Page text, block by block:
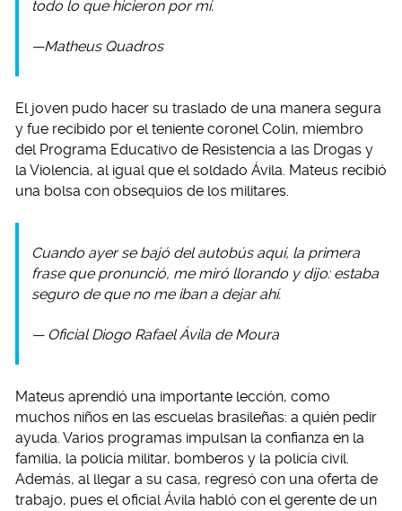
todo lo que hicieron por mí.
—Matheus Quadros
El joven pudo hacer su traslado de una manera segura
y fue recibido por el teniente coronel Colin, miembro
del Programa Educativo de Resistencia a las Drogas y
la Violencia, al igual que el soldado Ávila. Mateus recibió
una bolsa con obsequios de los militares.
Cuando ayer se bajó del autobús aquí, la primera
frase que pronunció, me miró llorando y dijo: estaba
seguro de que no me iban a dejar ahí.
— Oficial Diogo Rafael Ávila de Moura
Mateus aprendió una importante lección, como
muchos niños en las escuelas brasileñas: a quién pedir
ayuda. Varios programas impulsan la confianza en la
familia, la policía militar, bomberos y la policía civil.
Además, al llegar a su casa, regresó con una oferta de
trabajo, pues el oficial Ávila habló con el gerente de un